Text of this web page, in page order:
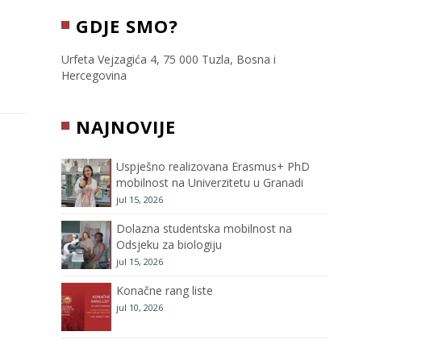
c
e
o
o
k
i
t
e
t
a
m
T
C
h
GDJE SMO?
Urfeta Vejzagića 4, 75 000 Tuzla, Bosna i
Hercegovina
NAJNOVIJE
Uspješno realizovana Erasmus+ PhD
mobilnost na Univerzitetu u Granadi
jul 15, 2026
Dolazna studentska mobilnost na
Odsjeku za biologiju
jul 15, 2026
Konačne rang liste
jul 10, 2026